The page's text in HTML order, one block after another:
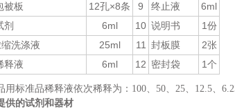
被板 12孔×8条 9 终止液
6ml
剂 6ml 10 说明书 1 份
洗涤液 25ml 11 封板膜 2张
释液 6ml 12 密封袋 1 个
用标准品稀释液依次稀释为：100、50、25、12.5、
供的试剂和器材